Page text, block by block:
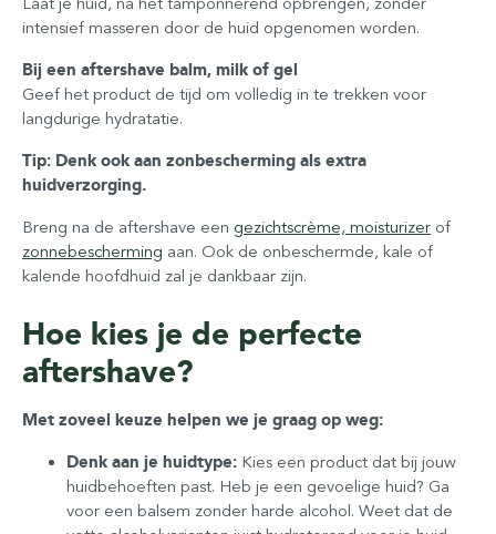
intensief masseren door de huid opgenomen worden.
Bij een aftershave balm, milk of gel
Geef het product de tijd om volledig in te trekken voor
langdurige hydratatie.
Tip: Denk ook aan zonbescherming als extra
huidverzorging.
Breng na de aftershave een gezichtscrème, moisturizer of
zonnebescherming aan. Ook de onbeschermde, kale of
kalende hoofdhuid zal je dankbaar zijn.
Hoe kies je de perfecte
aftershave?
Met zoveel keuze helpen we je graag op weg:
Denk aan je huidtype: Kies een product dat bij jouw
huidbehoeften past. Heb je een gevoelige huid? Ga
voor een balsem zonder harde alcohol. Weet dat de